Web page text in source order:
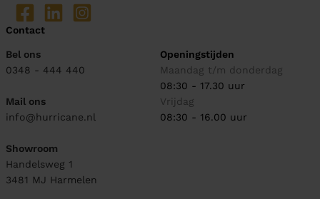
Contact
Bel ons
0348 - 444 440
Mail ons
info@hurricane.nl
Showroom
Handelsweg 1
3481 MJ Harmelen
Openingstijden
Maandag t/m donderdag
08:30 - 17.30 uur
Vrijdag
08:30 - 16.00 uur